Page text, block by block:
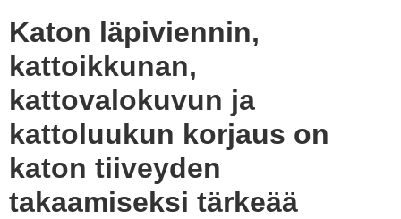
Katon läpiviennin,
kattoikkunan,
kattovalokuvun ja
kattoluukun korjaus on
katon tiiveyden
takaamiseksi tärkeää